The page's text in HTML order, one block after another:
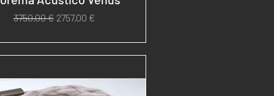
Prezzo regolare
3750,00 € Prezzo scontato
2757,00 €